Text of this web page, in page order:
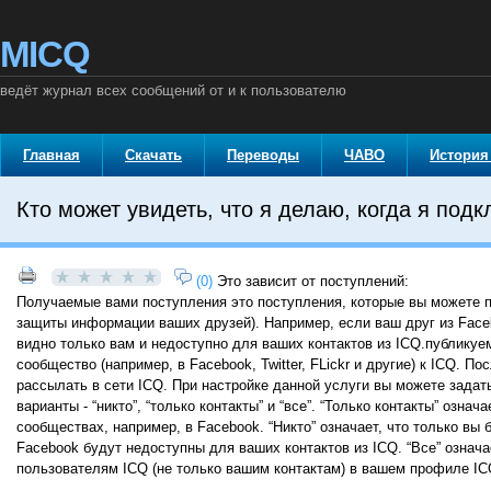
MICQ
ведёт журнал всех сообщений от и к пользователю
Главная Скачать Переводы ЧАВО
Кто может увидеть, что я делаю, когда я
(0) Это зависит от поступлений:
Получаемые вами поступления это поступления, которые вы можете
защиты информации ваших друзей). Например, если ваш друг из
видно только вам и недоступно для ваших контактов из
сообщество (например, в Facebook, Twitter, FLickr и другие) к ICQ.
рассылать в сети ICQ. При настройке данной услуги вы можете
варианты - “никто”, “только контакты” и “все”. “Только контакты”
сообществах, например, в Facebook. “Никто” означает, что только
Facebook будут недоступны для ваших контактов из ICQ. “Все”
пользователям ICQ (не только вашим контактам) в вашем профиле